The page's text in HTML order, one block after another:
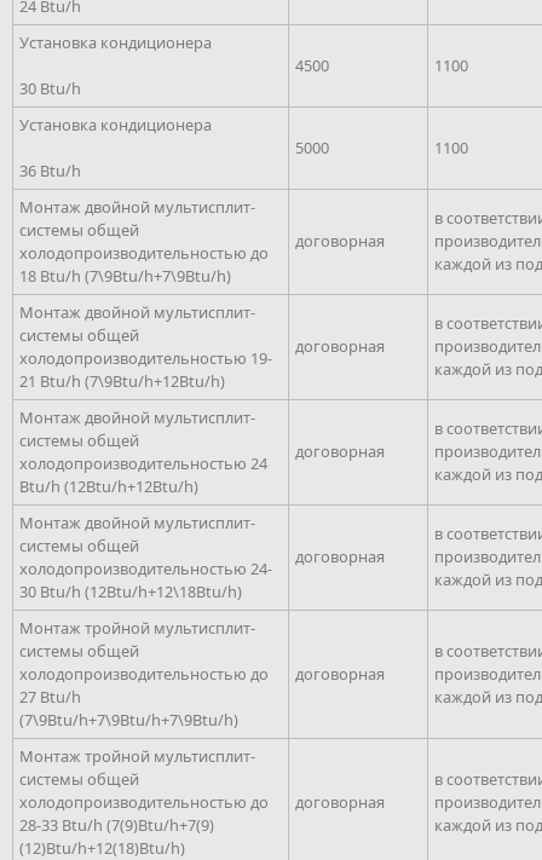
24 Btu/h
Установка кондиционера
30 Btu/h
4500 1100
Установка кондиционера
36 Btu/h
5000 1100
Монтаж двойной мультисплит-
системы общей
холодопроизводительностью до
18 Btu/h (7\9Btu/h+7\9Btu/h)
договорная
в
каждой из
Монтаж двойной мультисплит-
системы общей
холодопроизводительностью 19-
21 Btu/h (7\9Btu/h+12Btu/h)
договорная
в
каждой из
Монтаж двойной мультисплит-
системы общей
холодопроизводительностью 24
Btu/h (12Btu/h+12Btu/h)
договорная
в
каждой из
Монтаж двойной мультисплит-
системы общей
холодопроизводительностью 24-
30 Btu/h (12Btu/h+12\18Btu/h)
договорная
в
каждой из
Монтаж тройной мультисплит-
системы общей
холодопроизводительностью до
27 Btu/h
(7\9Btu/h+7\9Btu/h+7\9Btu/h)
договорная
в
каждой из
Монтаж тройной мультисплит-
системы общей
холодопроизводительностью до
28-33 Btu/h (7(9)Btu/h+7(9)
(12)Btu/h+12(18)Btu/h)
договорная
в
каждой из